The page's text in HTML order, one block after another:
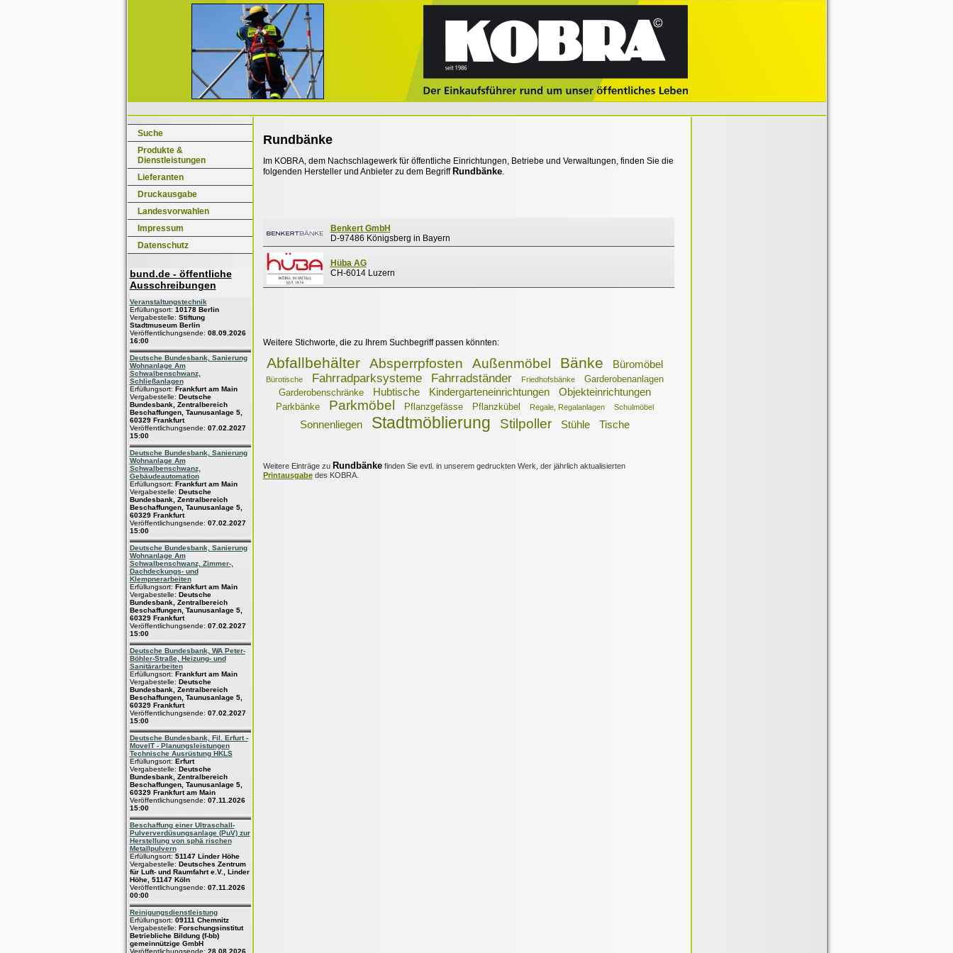
Suche
Produkte &
Dienstleistungen
Lieferanten
Druckausgabe
Landesvorwahlen
Impressum
Datenschutz
bund.de - öffentliche
Ausschreibungen
Veranstaltungstechnik
Erfüllungsort: 10178 Berlin
Vergabestelle: Stiftung
Stadtmuseum Berlin
Veröffentlichungsende: 08.09.2026
16:00
Deutsche Bundesbank, Sanierung
Wohnanlage Am
Schwalbenschwanz,
Schließanlagen
Erfüllungsort: Frankfurt am Main
Vergabestelle: Deutsche
Bundesbank, Zentralbereich
Beschaffungen, Taunusanlage 5,
60329 Frankfurt
Veröffentlichungsende: 07.02.2027
15:00
Deutsche Bundesbank, Sanierung
Wohnanlage Am
Schwalbenschwanz,
Gebäudeautomation
Erfüllungsort: Frankfurt am Main
Vergabestelle: Deutsche
Bundesbank, Zentralbereich
Beschaffungen, Taunusanlage 5,
60329 Frankfurt
Veröffentlichungsende: 07.02.2027
15:00
Deutsche Bundesbank, Sanierung
Wohnanlage Am
Schwalbenschwanz, Zimmer-,
Dachdeckungs- und
Klempnerarbeiten
Erfüllungsort: Frankfurt am Main
Vergabestelle: Deutsche
Bundesbank, Zentralbereich
Beschaffungen, Taunusanlage 5,
60329 Frankfurt
Veröffentlichungsende: 07.02.2027
15:00
Deutsche Bundesbank, WA Peter-
Böhler-Straße, Heizung- und
Sanitärarbeiten
Erfüllungsort: Frankfurt am Main
Vergabestelle: Deutsche
Bundesbank, Zentralbereich
Beschaffungen, Taunusanlage 5,
60329 Frankfurt
Veröffentlichungsende: 07.02.2027
15:00
Deutsche Bundesbank, Fil. Erfurt -
MoveIT - Planungsleistungen
Technische Ausrüstung HKLS
Erfüllungsort: Erfurt
Vergabestelle: Deutsche
Bundesbank, Zentralbereich
Beschaffungen, Taunusanlage 5,
60329 Frankfurt am Main
Veröffentlichungsende: 07.11.2026
15:00
Beschaffung einer Ultraschall-
Pulververdüsungsanlage (PuV) zur
Herstellung von sphä rischen
Metallpulvern
Erfüllungsort: 51147 Linder Höhe
Vergabestelle: Deutsches Zentrum
für Luft- und Raumfahrt e.V., Linder
Höhe, 51147 Köln
Veröffentlichungsende: 07.11.2026
00:00
Reinigungsdienstleistung
Erfüllungsort: 09111 Chemnitz
Vergabestelle: Forschungsinstitut
Betriebliche Bildung (f-bb)
gemeinnützige GmbH
Veröffentlichungsende: 28.08.2026
Rundbänke
Im KOBRA, dem Nachschlagewerk für öffentliche Einrichtungen, Betriebe und Verwaltungen, finden Sie die
folgenden Hersteller und Anbieter zu dem Begriff Rundbänke.
Benkert GmbH
D-97486 Königsberg in Bayern
Hüba AG
CH-6014 Luzern
Weitere Stichworte, die zu Ihrem Suchbegriff passen könnten:
Abfallbehälter Absperrpfosten Außenmöbel Bänke Büromöbel
Bürotische Fahrradparksysteme Fahrradständer Friedhofsbänke
Garderobenanlagen
Garderobenschränke
Hubtische Kindergarteneinrichtungen Objekteinrichtungen
Parkbänke Parkmöbel Pflanzgefässe Pflanzkübel Regale, Regalanlagen Schulmöbel
Sonnenliegen Stadtmöblierung Stilpoller Stühle Tische
Weitere Einträge zu Rundbänkefinden Sie evtl. in unserem gedruckten Werk, der jährlich aktualisierten
Printausgabedes KOBRA.